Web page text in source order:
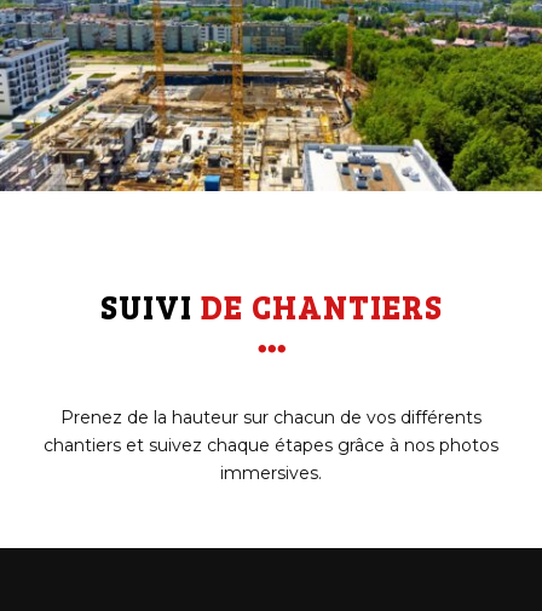
SUIVI DE CHANTIERS

Prenez de la hauteur sur chacun de vos différents
chantiers et suivez chaque étapes grâce à nos photos
immersives.